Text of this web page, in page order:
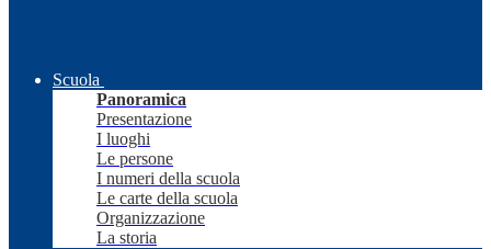
Scuola
Panoramica
Presentazione
I luoghi
Le persone
I numeri della scuola
Le carte della scuola
Organizzazione
La storia